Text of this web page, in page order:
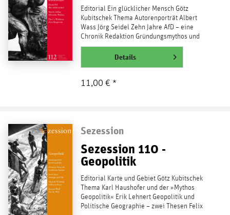
Editorial Ein glücklicher Mensch Götz
Kubitschek Thema Autorenporträt Albert
Wass Jörg Seidel Zehn Jahre AfD – eine
Chronik Redaktion Gründungsmythos und
Auftrag der AfD Erik...
weiterlesenDetails
11,00 € *
Sezession
Sezession 110 -
Geopolitik
Editorial Karte und Gebiet Götz Kubitschek
Thema Karl Haushofer und der »Mythos
Geopolitik« Erik Lehnert Geopolitik und
Politische Geographie – zwei Thesen Felix